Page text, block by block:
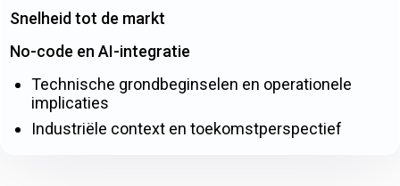
Snelheid tot de markt
No-code en AI-integratie
Technische grondbeginselen en operationele
implicaties
Industriële context en toekomstperspectief